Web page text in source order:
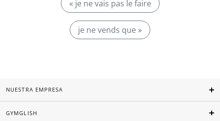
« je ne vais pas le faire
je ne vends que »
NUESTRA EMPRESA
GYMGLISH